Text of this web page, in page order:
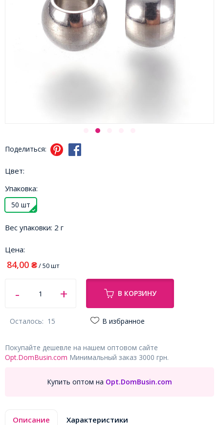
Поделиться:
Цвет:
Упаковка:
50 шт
Вес упаковки: 2 г
Цена:
84,00 ₴/ 50 шт
В КОРЗИНУ
Осталось: 15 В избранное
Покупайте дешевле на нашем оптовом сайте
Opt.DomBusin.com Минимальный заказ 3000 грн.
Купить оптом на Opt.DomBusin.com
Описание Характеристики